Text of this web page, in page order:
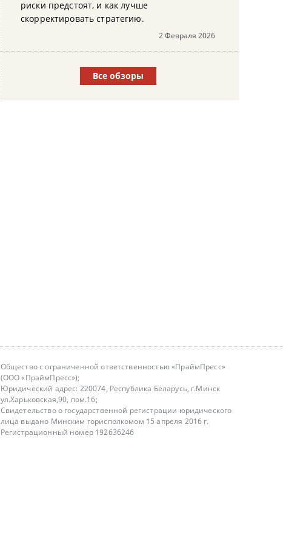
риски предстоят, и как лучше
скорректировать стратегию.
2 Февраля 2026
Все обзоры
Общество с ограниченной ответственностью «ПраймПресс»
(ООО «ПраймПресс»);
Юридический адрес: 220074, Республика Беларусь, г.Минск
ул.Харьковская,90, пом.16;
Свидетельство о государственной регистрации юридического
лица выдано Минским горисполкомом 15 апреля 2016 г.
Регистрационный номер 192636246